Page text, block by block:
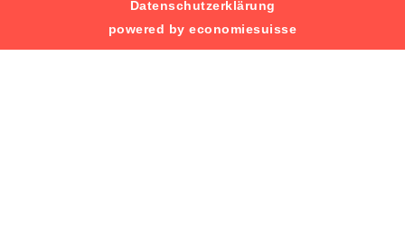
Datenschutzerklärung
powered by economiesuisse